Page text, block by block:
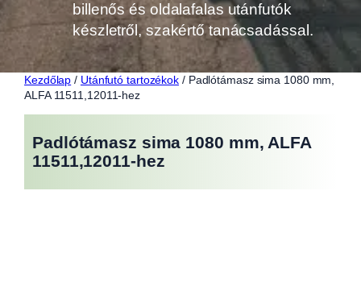
billenős és oldalafalas utánfutók
készletről, szakértő tanácsadással.
Kezdőlap / Utánfutó tartozékok / Padlótámasz sima 1080 mm,
ALFA 11511,12011-hez
Padlótámasz sima 1080 mm, ALFA
11511,12011-hez